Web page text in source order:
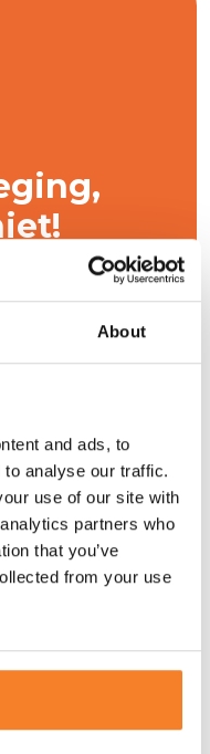
About
and ads, to
analyse our traffic.
use of our site with
partners who
that you’ve
from your use
wedstrijden
om te trainen,
iets nieuws te
zijn